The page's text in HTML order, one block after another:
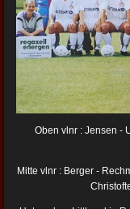
Oben vlnr : Jensen -
Mitte vlnr : Berger -